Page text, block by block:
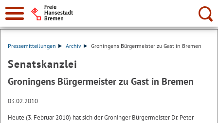
Suche:
Pressemitteilungen Archiv Groningens Bürgermeister zu Gast in Bremen
Senatskanzlei
Groningens Bürgermeister zu Gast in Bremen
03.02.2010
Heute (3. Februar 2010) hat sich der Groninger Bürgermeister Dr. Peter